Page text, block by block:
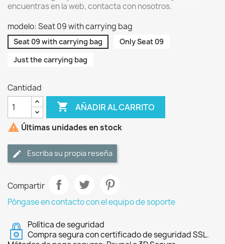
encuentras en la web, contacta con nosotros.
modelo: Seat 09 with carrying bag
Seat 09 with carrying bag
Only Seat 09
Just the carrying bag
Cantidad
 AÑADIR AL CARRITO
 Últimas unidades en stock
Escriba su propia reseña
Compartir
Póngase en contacto con el equipo de soporte
Política de seguridad
Compra segura con certificado de seguridad SSL.